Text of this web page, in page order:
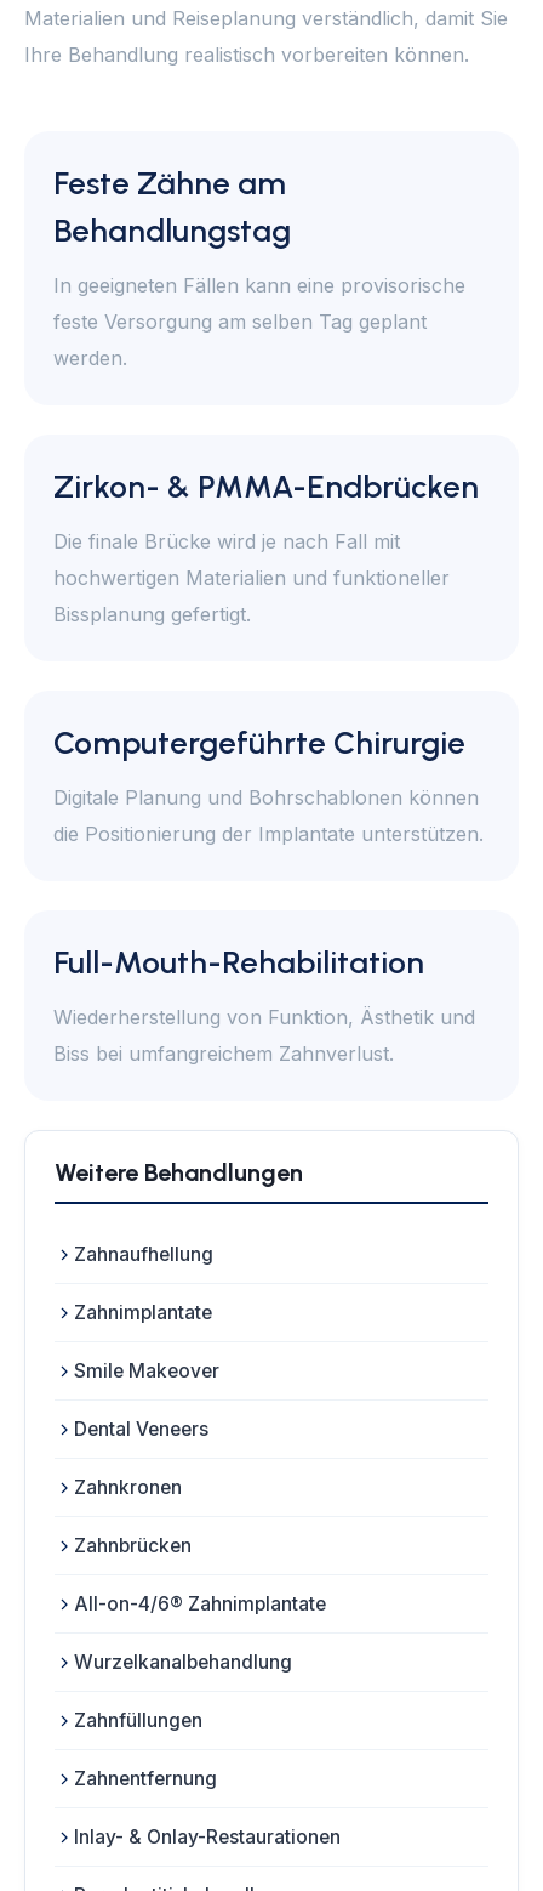
Materialien und Reiseplanung verständlich, damit Sie
Ihre Behandlung realistisch vorbereiten können.
Feste Zähne am
Behandlungstag
In geeigneten Fällen kann eine provisorische
feste Versorgung am selben Tag geplant
werden.
Zirkon- & PMMA-Endbrücken
Die finale Brücke wird je nach Fall mit
hochwertigen Materialien und funktioneller
Bissplanung gefertigt.
Computergeführte Chirurgie
Digitale Planung und Bohrschablonen können
die Positionierung der Implantate unterstützen.
Full-Mouth-Rehabilitation
Wiederherstellung von Funktion, Ästhetik und
Biss bei umfangreichem Zahnverlust.
Weitere Behandlungen
Zahnaufhellung
Zahnimplantate
Smile Makeover
Dental Veneers
Zahnkronen
Zahnbrücken
All-on-4/6® Zahnimplantate
Wurzelkanalbehandlung
Zahnfüllungen
Zahnentfernung
Inlay- & Onlay-Restaurationen